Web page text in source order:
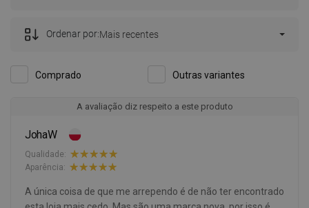
Comprado Outras variantes
Ordenar por:Mais recentes
A avaliação diz respeito a este produto
JohaW
Qualidade:
Aparência:
A única coisa de que me arrependo é de não ter encontrado